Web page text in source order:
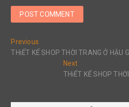
Post
navigation
Previous
post:
THiẾT KẾ SHOP THỜI TRANG Ở HẬU
NextNext
post:
THiẾT KẾ SHOP